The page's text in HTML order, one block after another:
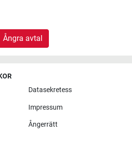
Ångra avtal
Datasekretess
Impressum
Ångerrätt